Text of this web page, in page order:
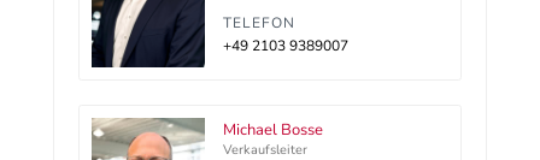
TELEFON
+49 2103 9389007
Michael Bosse
Verkaufsleiter